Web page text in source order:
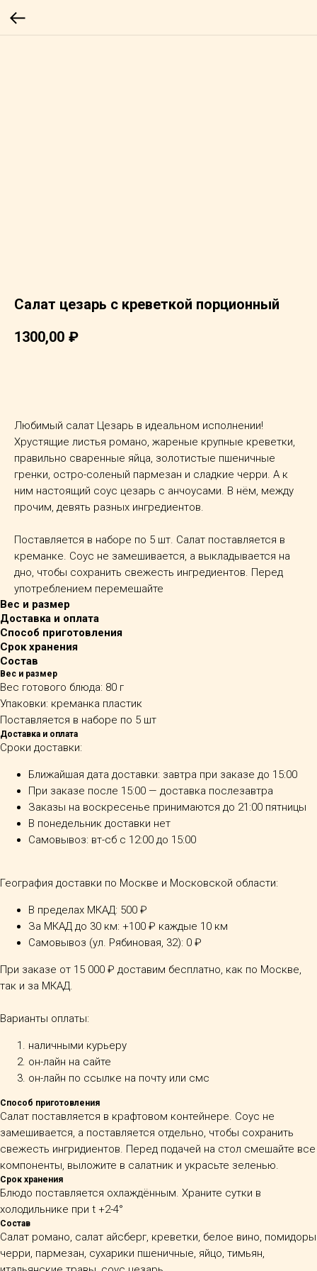
Салат цезарь с креветкой порционный
1300,00 ₽
Любимый салат Цезарь в идеальном исполнении!
Хрустящие листья романо, жареные крупные креветки,
правильно сваренные яйца, золотистые пшеничные
гренки, остро-соленый пармезан и сладкие черри. А к
ним настоящий соус цезарь с анчоусами. В нём, между
прочим, девять разных ингредиентов.
Поставляется в наборе по 5 шт. Салат поставляется в
креманке. Соус не замешивается, а выкладывается на
дно, чтобы сохранить свежесть ингредиентов. Перед
употреблением перемешайте
Вес и размер
Доставка и оплата
Способ приготовления
Срок хранения
Состав
Вес и размер
Вес готового блюда: 80 г
Упаковки: креманка пластик
Поставляется в наборе по 5 шт
Доставка и оплата
Сроки доставки:
Ближайшая дата доставки: завтра при заказе до 15:00
При заказе после 15:00 — доставка послезавтра
Заказы на воскресенье принимаются до 21:00 пятницы
В понедельник доставки нет
Самовывоз: вт-сб с 12:00 до 15:00
География доставки по Москве и Московской области:
В пределах МКАД: 500 ₽
За МКАД до 30 км: +100 ₽ каждые 10 км
Самовывоз (ул. Рябиновая, 32): 0 ₽
При заказе от 15 000 ₽ доставим бесплатно, как по Москве,
так и за МКАД.
Варианты оплаты:
наличными курьеру
он-лайн на сайте
он-лайн по ссылке на почту или смс
Способ приготовления
Салат поставляется в крафтовом контейнере. Соус не
замешивается, а поставляется отдельно, чтобы сохранить
свежесть ингридиентов. Перед подачей на стол смешайте все
компоненты, выложите в салатник и украсьте зеленью.
Срок хранения
Блюдо поставляется охлаждённым. Храните сутки в
холодильнике при t +2-4°
Состав
Салат романо, салат айсберг, креветки, белое вино, помидоры
черри, пармезан, сухарики пшеничные, яйцо, тимьян,